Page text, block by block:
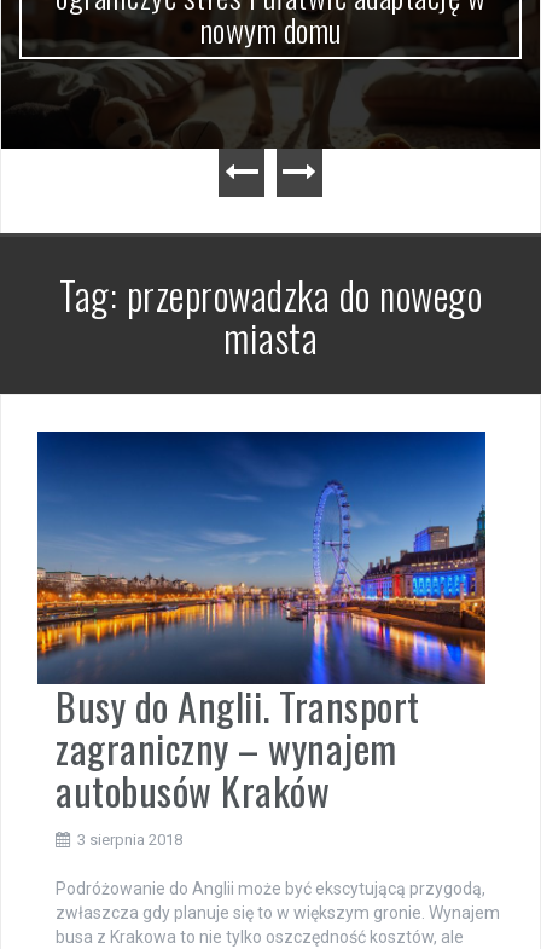
nowym domu
Tag: przeprowadzka do nowego
miasta
Busy do Anglii. Transport
zagraniczny – wynajem
autobusów Kraków
3 sierpnia 2018
Podróżowanie do Anglii może być ekscytującą przygodą,
zwłaszcza gdy planuje się to w większym gronie. Wynajem
busa z Krakowa to nie tylko oszczędność kosztów, ale